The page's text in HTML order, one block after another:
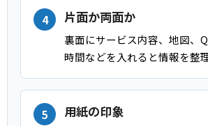
片面か両面か
裏面にサービス内容、地図、
時間などを入れると情報を整
用紙の印象